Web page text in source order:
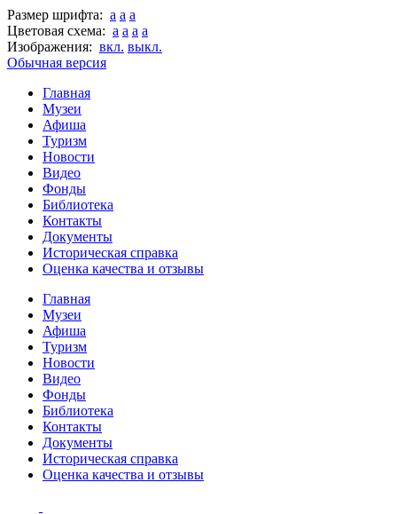
Размер шрифта: a a a
Цветовая схема: a a a a
Изображения: вкл. выкл.
Обычная версия
Главная
Музеи
Афиша
Туризм
Новости
Видео
Фонды
Библиотека
Контакты
Документы
Историческая справка
Оценка качества и отзывы
Главная
Музеи
Афиша
Туризм
Новости
Видео
Фонды
Библиотека
Контакты
Документы
Историческая справка
Оценка качества и отзывы